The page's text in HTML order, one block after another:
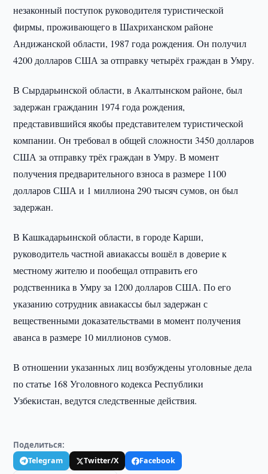
незаконный поступок руководителя туристической
фирмы, проживающего в Шахриханском районе
Андижанской области, 1987 года рождения. Он получил
4200 долларов США за отправку четырёх граждан в Умру.
В Сырдарьинской области, в Акалтынском районе, был
задержан гражданин 1974 года рождения,
представившийся якобы представителем туристической
компании. Он требовал в общей сложности 3450 долларов
США за отправку трёх граждан в Умру. В момент
получения предварительного взноса в размере 1100
долларов США и 1 миллиона 290 тысяч сумов, он был
задержан.
В Кашкадарьинской области, в городе Карши,
руководитель частной авиакассы вошёл в доверие к
местному жителю и пообещал отправить его
родственника в Умру за 1200 долларов США. По его
указанию сотрудник авиакассы был задержан с
вещественными доказательствами в момент получения
аванса в размере 10 миллионов сумов.
В отношении указанных лиц возбуждены уголовные дела
по статье 168 Уголовного кодекса Республики
Узбекистан, ведутся следственные действия.
Поделиться:
Telegram Twitter/X
Facebook